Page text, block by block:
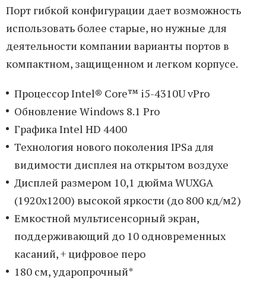
Порт гибкой конфигурации дает возможность
использовать более старые, но нужные для
деятельности компании варианты портов в
компактном, защищенном и легком корпусе.
Процессор Intel® Core™ i5-4310U vPro
Обновление Windows 8.1 Pro
Графика Intel HD 4400
Технология нового поколения IPSa для
видимости дисплея на открытом воздухе
Дисплей размером 10,1 дюйма WUXGA
(1920x1200) высокой яркости (до 800 кд/м2)
Емкостной мультисенсорный экран,
поддерживающий до 10 одновременных
касаний, + цифровое перо
180 см, ударопрочный*